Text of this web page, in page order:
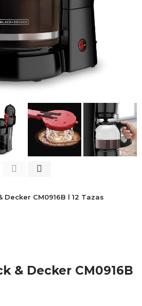
Decker CM0916B l 12 Tazas
& Decker CM0916B